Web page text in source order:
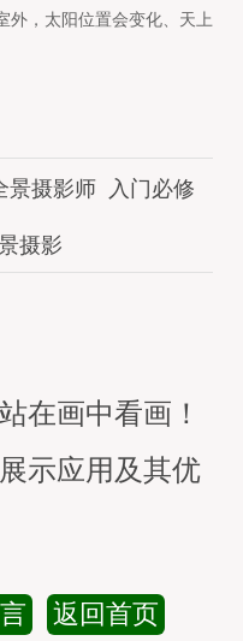
外，太阳位置会变化、天上
景摄影师 入门必修
摄影
在画中看画！
示应用及其优
返回首页